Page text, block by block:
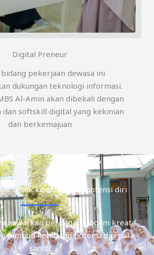
Digital Preneur
bidang pekerjaan dewasa ini
dukungan teknologi informasi.
Al-Amin akan dibekali dengan
softskill digital yang kekinian
dan berkemajuan
untuk kembangkan potensi diri
berbagai progam kreatif
tumbuh kembang potensi diri para
santri